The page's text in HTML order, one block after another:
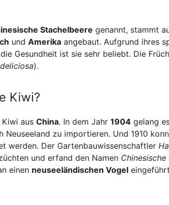
Stachelbeere genannt, stammt
und Amerika angebaut. Aufgrund ihres
Gesundheit ist sie sehr beliebt. Die
).
Kiwi?
aus China. In dem Jahr 1904 gelang
Neuseeland zu importieren. Und 1910
werden. Der Gartenbauwissenschaftler
und erfand den Namen
einen neuseeländischen Vogel